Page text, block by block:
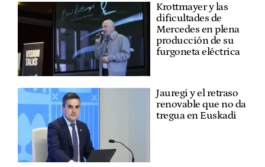
Krottmayer y las
dificultades de
Mercedes en plena
producción de su
furgoneta eléctrica
Jauregi y el retraso
renovable que no da
tregua en Euskadi